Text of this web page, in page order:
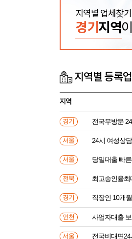
지역별 업체찾
경기 지역
지역별 등록
지역
경기 전국무방문
서울 24시 여성상
서울 당일대출 빠
전북 최고승인율
경기 직장인 10개
인천 사업자대출
서울 전국비대면